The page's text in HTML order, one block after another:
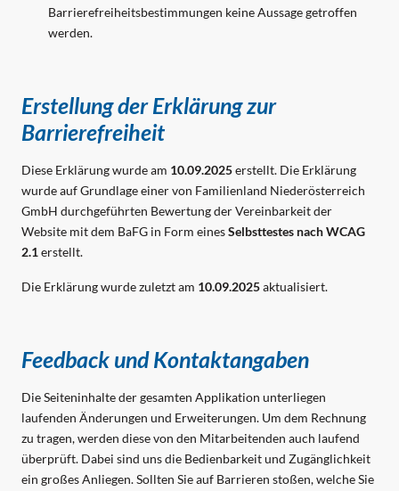
Barrierefreiheitsbestimmungen keine Aussage getroffen
werden.
Erstellung der Erklärung zur
Barrierefreiheit
Diese Erklärung wurde am 10.09.2025erstellt. Die Erklärung
wurde auf Grundlage einer von Familienland Niederösterreich
GmbH durchgeführten Bewertung der Vereinbarkeit der
Website mit dem BaFG in Form einesSelbsttestes nach WCAG
2.1erstellt.
Die Erklärung wurde zuletzt am 10.09.2025aktualisiert.
Feedback und Kontaktangaben
Die Seiteninhalte der gesamten Applikation unterliegen
laufenden Änderungen und Erweiterungen. Um dem Rechnung
zu tragen, werden diese von den Mitarbeitenden auch laufend
überprüft. Dabei sind uns die Bedienbarkeit und Zugänglichkeit
ein großes Anliegen. Sollten Sie auf Barrieren stoßen, welche Sie